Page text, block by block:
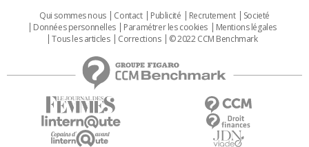
Qui sommes nous Contact Publicité Recrutement
Societé
Données personnelles
Paramétrer les cookies
Mentions légales
Tous les articles
Corrections © 2022 CCM Benchmark